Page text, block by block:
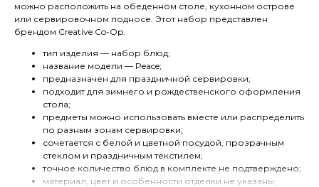
можно расположить на обеденном столе, кухонном острове
или сервировочном подносе. Этот набор представлен
брендом Creative Co-Op.
тип изделия — набор блюд;
название модели — Peace;
предназначен для праздничной сервировки;
подходит для зимнего и рождественского оформления
стола;
предметы можно использовать вместе или распределить
по разным зонам сервировки;
сочетается с белой и цветной посудой, прозрачным
стеклом и праздничным текстилем;
точное количество блюд в комплекте не подтверждено;
материал, цвет и особенности отделки не указаны;